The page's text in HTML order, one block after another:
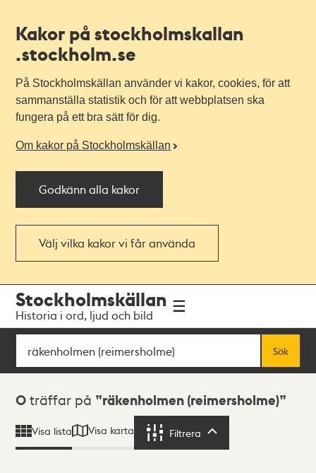
Kakor på stockholmskallan
.stockholm.se
På Stockholmskällan använder vi kakor, cookies, för att
sammanställa statistik och för att webbplatsen ska
fungera på ett bra sätt för dig.
Om kakor på Stockholmskällan
Godkänn alla kakor
Välj vilka kakor vi får använda
navigationen
huvudinnehållet
Stockholmskällan
Historia i ord, ljud och bild
Sök
Sök
Sökresultat
0 träffar på räkenholmen (reimersholme)
Visa lista Visa karta Filtrera